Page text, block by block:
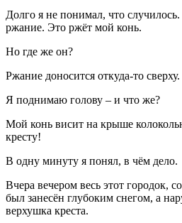
Долго я не понимал, что
ржание. Это ржёт мой конь.
Но где же он?
Ржание доносится откуда-то сверху.
Я поднимаю голову – и что же?
Мой конь висит на крыше
кресту!
В одну минуту я понял, в чём дело.
Вчера вечером весь этот городок,
был занесён глубоким снегом, а
верхушка креста.